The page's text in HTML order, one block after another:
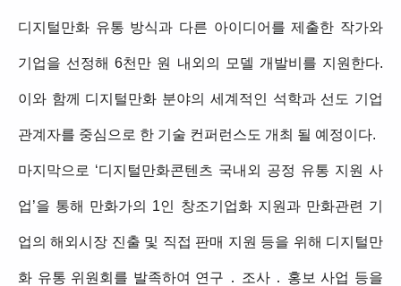
디지털만화 유통 방식과 다른 아이디어를 제출한 작가와
기업을 선정해 6천만 원 내외의 모델 개발비를 지원한다.
이와 함께 디지털만화 분야의 세계적인 석학과 선도 기업
관계자를 중심으로 한 기술 컨퍼런스도 개최 될 예정이다.
마지막으로 ‘디지털만화콘텐츠 국내외 공정 유통 지원 사
업’을 통해 만화가의 1인 창조기업화 지원과 만화관련 기
업의 해외시장 진출 및 직접 판매 지원 등을 위해 디지털만
화 유통 위원회를 발족하여 연구 ․ 조사 ․ 홍보 사업 등을